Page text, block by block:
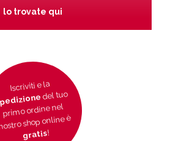
lo trovate qui
Iscriviti e la
del tuo
primo ordine nel
shop online è
gratis!